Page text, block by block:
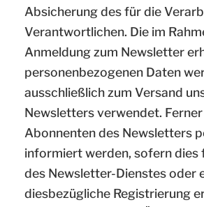
Absicherung des für die
Verantwortlichen. Die im
Anmeldung zum Newsletter
personenbezogenen Daten
ausschließlich zum Versand
Newsletters verwendet.
Abonnenten des Newsletters
informiert werden, sofern dies
des Newsletter-Dienstes oder
diesbezügliche Registrierung